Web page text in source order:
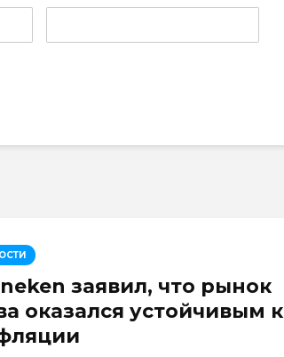
заявил, что рынок
оказался устойчивым к